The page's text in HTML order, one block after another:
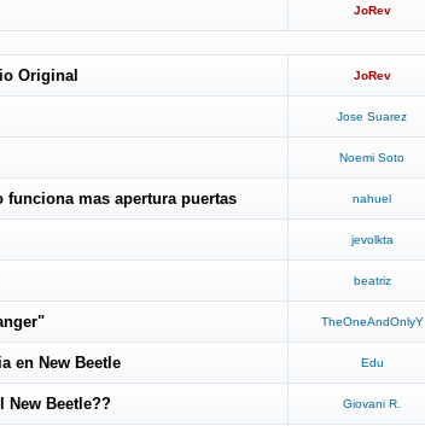
JoRev
Original JoRev
Jose Suarez
Noemi Soto
funciona mas apertura puertas nahuel
jevolkta
beatriz
TheOneAndOnlyY
en New Beetle Edu
New Beetle?? Giovani R.